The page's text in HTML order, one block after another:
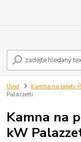
Úvod Kamna na pelety
Palazzetti
Kamna na
kW